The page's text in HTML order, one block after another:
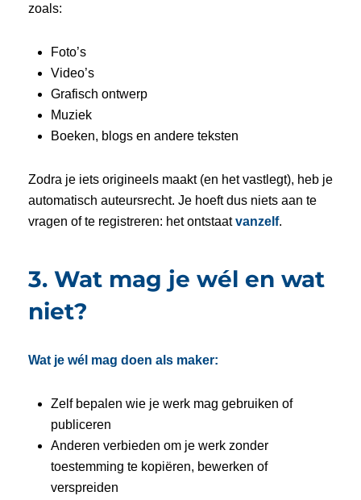
zoals:
Foto’s
Video’s
Grafisch ontwerp
Muziek
Boeken, blogs en andere teksten
Zodra je iets origineels maakt (en het vastlegt), heb je
automatisch auteursrecht. Je hoeft dus niets aan te
vragen of te registreren: het ontstaatvanzelf.
3. Wat mag je wél en wat
niet?
Wat je wél mag doen als maker:
Zelf bepalen wie je werk mag gebruiken of
publiceren
Anderen verbieden om je werk zonder
toestemming te kopiëren, bewerken of
verspreiden